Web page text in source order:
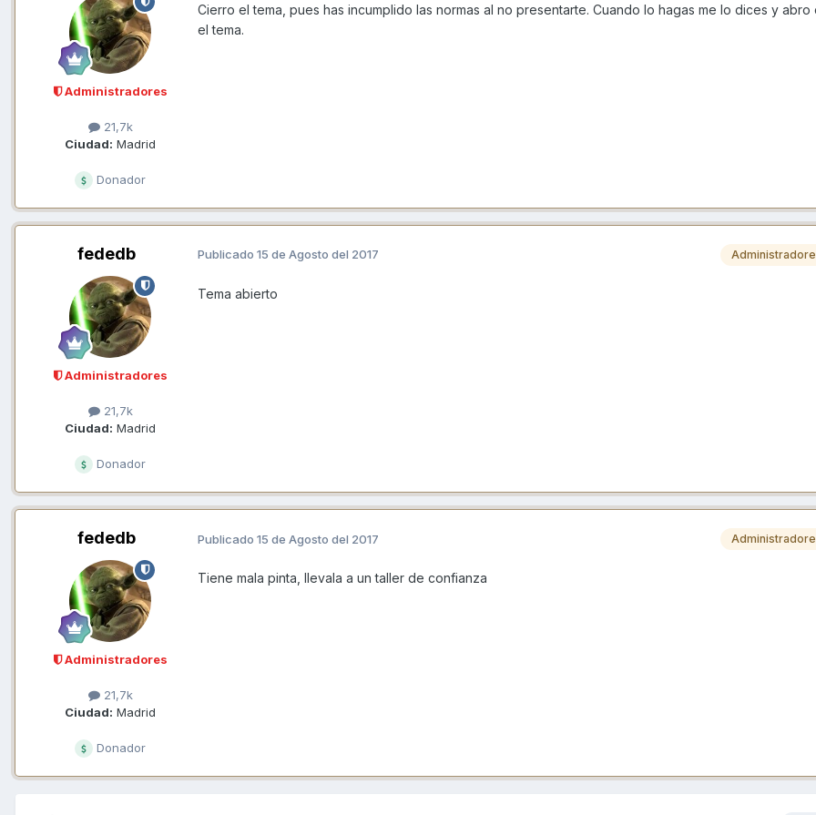
Administradores
21,7k
Ciudad: Madrid
Donador
Cierro el tema, pues has incumplido las normas al no presentarte. Cuando lo hagas me lo dices y
el tema.
fededb
Administradores
21,7k
Ciudad: Madrid
Donador
Publicado 15 de Agosto del 2017
Tema abierto
fededb
Administradores
21,7k
Ciudad: Madrid
Donador
Publicado 15 de Agosto del 2017
Tiene mala pinta, llevala a un taller de confianza